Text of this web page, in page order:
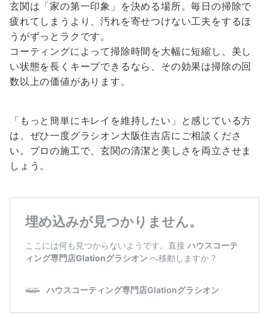
玄関は「家の第一印象」を決める場所。毎日の掃除で
疲れてしまうより、汚れを寄せつけない工夫をするほ
うがずっとラクです。
コーティングによって掃除時間を大幅に短縮し、美し
い状態を長くキープできるなら、その効果は掃除の回
数以上の価値があります。
「もっと簡単にキレイを維持したい」と感じている方
は、ぜひ一度グラシオン大阪住吉店にご相談くださ
い。プロの施工で、玄関の清潔と美しさを両立させま
しょう。